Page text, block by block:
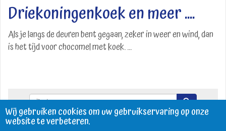
Driekoningenkoek en meer ....
Als je langs de deuren bent gegaan, zeker in weer en wind, dan
is het tijd voor chocomel met koek. ...
Zoekveld
Zoeken
Wij gebruiken cookies om uw gebruikservaring op onze
website te verbeteren.